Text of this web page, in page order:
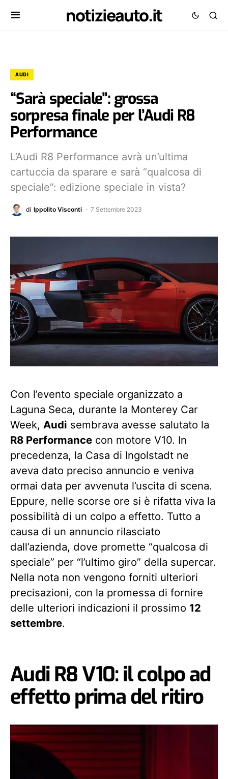
notizieauto.it
AUDI
“Sarà speciale”: grossa
sorpresa finale per l’Audi R8
Performance
L’Audi R8 Performance avrà un’ultima
cartuccia da sparare e sarà “qualcosa di
speciale”: edizione speciale in vista?
di Ippolito Visconti 7 Settembre 2023
Con l’evento speciale organizzato a
Laguna Seca, durante la Monterey Car
Week, Audi sembrava avesse salutato la
R8 Performance con motore V10. In
precedenza, la Casa di Ingolstadt ne
aveva dato preciso annuncio e veniva
ormai data per avvenuta l’uscita di scena.
Eppure, nelle scorse ore si è rifatta viva la
possibilità di un colpo a effetto. Tutto a
causa di un annuncio rilasciato
dall’azienda, dove promette “qualcosa di
speciale” per “l’ultimo giro” della supercar.
Nella nota non vengono forniti ulteriori
precisazioni, con la promessa di fornire
delle ulteriori indicazioni il prossimo 12
settembre.
Audi R8 V10: il colpo ad
effetto prima del ritiro